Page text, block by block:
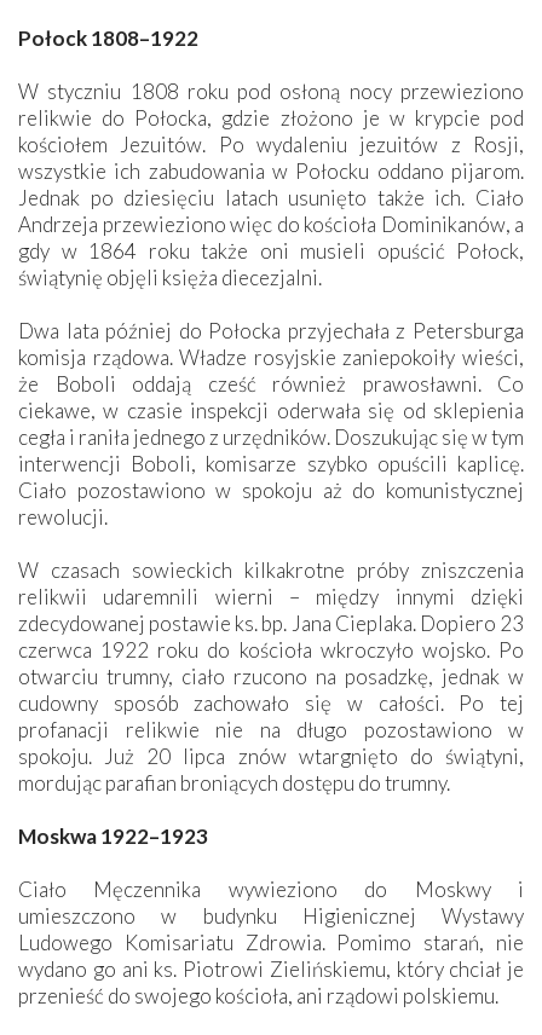
Połock 1808–1922
W styczniu 1808 roku pod osłoną nocy przewieziono
relikwie do Połocka, gdzie złożono je w krypcie pod
kościołem Jezuitów. Po wydaleniu jezuitów z Rosji,
wszystkie ich zabudowania w Połocku oddano pijarom.
Jednak po dziesięciu latach ­usunięto także ich. Ciało
Andrzeja przewieziono więc do kościoła Dominikanów, a
gdy w 1864 roku także oni musieli opuścić Połock,
świątynię objęli księża diecezjalni.
Dwa lata później do Połocka przyjechała z Petersburga
komisja rządowa. Władze rosyjskie zaniepokoiły wieści,
że Boboli oddają cześć również prawosławni. Co
ciekawe, w czasie inspekcji oderwała się od sklepienia
cegła i raniła jednego z urzędników. Doszukując się w tym
interwencji Boboli, komisarze szybko opuścili kaplicę.
Ciało pozostawiono w spokoju aż do komunistycznej
rewolucji.
W czasach sowieckich kilkakrotne próby zniszczenia
relikwii udaremnili wierni – między innymi dzięki
zdecydowanej postawie ks. bp. Jana Cieplaka. Dopiero 23
czerwca 1922 roku do kościoła wkroczyło wojsko. Po
otwarciu trumny, ciało rzucono na posadzkę, jednak w
cudowny sposób zachowało się w całości. Po tej
profanacji relikwie nie na długo pozostawiono w
spokoju. Już 20 lipca znów wtargnięto do świątyni,
mordując parafian broniących dostępu do trumny.
Moskwa 1922–1923
Ciało Męczennika wywieziono do Moskwy i
umieszczono w budynku Higienicznej Wystawy
Ludowego Komisariatu Zdrowia. Pomimo starań, nie
wydano go ani ks. Piotrowi Zielińskiemu, który chciał je
przenieść do swojego kościoła, ani rządowi polskiemu.